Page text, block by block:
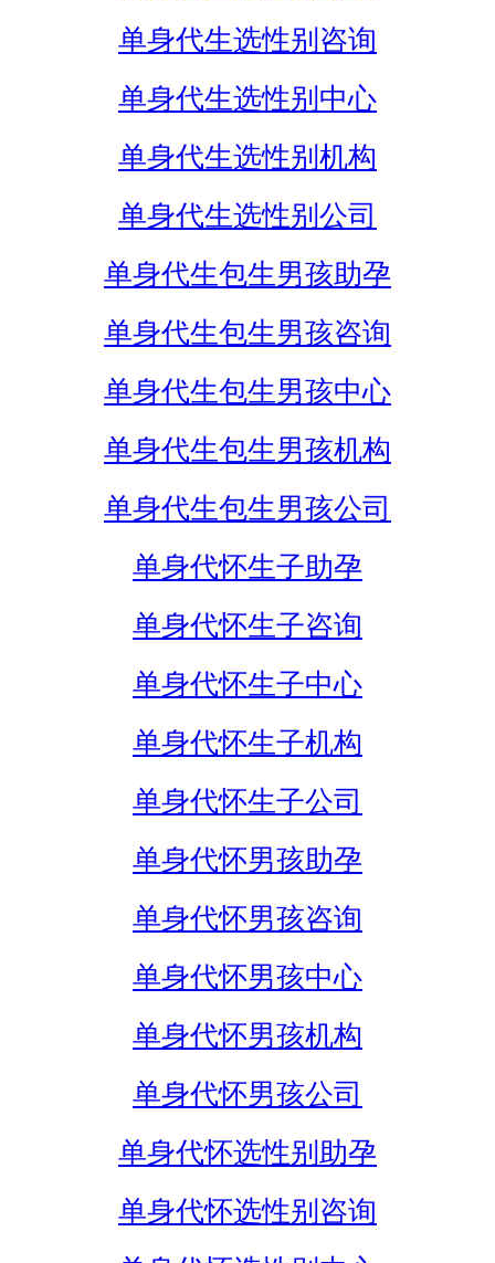
单身代生选性别咨询
单身代生选性别中心
单身代生选性别机构
单身代生选性别公司
单身代生包生男孩助孕
单身代生包生男孩咨询
单身代生包生男孩中心
单身代生包生男孩机构
单身代生包生男孩公司
单身代怀生子助孕
单身代怀生子咨询
单身代怀生子中心
单身代怀生子机构
单身代怀生子公司
单身代怀男孩助孕
单身代怀男孩咨询
单身代怀男孩中心
单身代怀男孩机构
单身代怀男孩公司
单身代怀选性别助孕
单身代怀选性别咨询